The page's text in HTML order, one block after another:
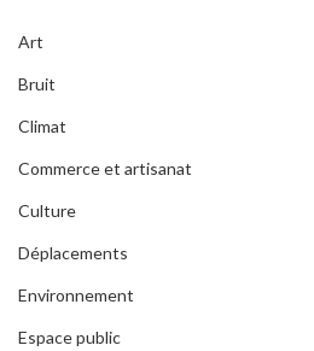
Art
Bruit
Climat
Commerce et artisanat
Culture
Déplacements
Environnement
Espace public